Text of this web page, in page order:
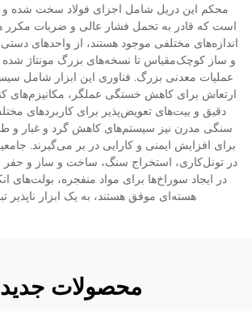
محکم این دریل شامل اجزای فولاد سخت شده
است که قادر به تحمل فشار عالی و ضربات مکرر
اندازه‌های مختلفی موجود هستند، از واحد‌های
و ساز کوچک‌مقیاس تا نسخه‌های بزرگ مونتاژ
عملیات معدنی بزرگ. فناوری این ابزار شامل
ارتعاش برای کاهش خستگی عملگر، مکانیزم‌های
دقیق و بیت‌های تعویض‌پذیر برای کاربردهای
سنگی مدرن نیز سیستم‌های کاهش گرد و غبار و
برای افزایش ایمنی و کارایی در بر می‌گیرند.
در تونل‌کاری، استخراج سنگ، ساخت و ساز و حفر
در ایجاد سوراخ‌ها برای مواد منفجره، بولت‌های
هسته‌ای موفق هستند، به یک ابزار ناپذیر
محصولات جدید